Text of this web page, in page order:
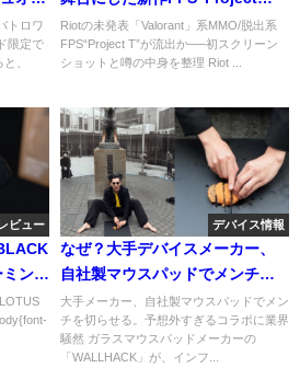
予定
トロワ
限定で
、
T”が開発中
Riotの未発表「Valorant」系MMO/脱出系
FPS“Project T”が流出か──初スクリーン
ショットと噂の中身を整理 Riot ...
レビュー
ング
デバイス情報
なぜ？大手デバイスメーカー、
自社製マウスパッドでメンチを
切らせる。予想外すぎるコラボ
に業界騒然
大手メーカー、自社製マウスパッドでメン
チを切らせる。予想外すぎるコラボに業界
騒然 ガラスマウスパッドメーカーの
「WALLHACK」が、インフ...